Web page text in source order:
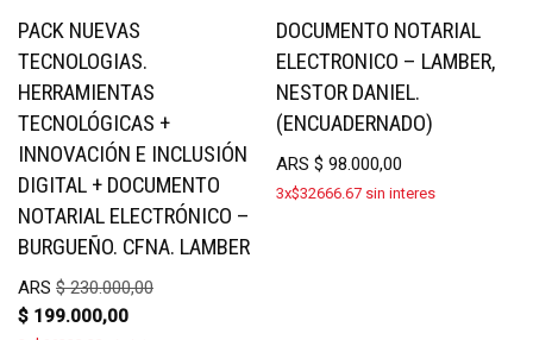
PACK NUEVAS
TECNOLOGIAS.
HERRAMIENTAS
TECNOLÓGICAS +
INNOVACIÓN E INCLUSIÓN
DIGITAL + DOCUMENTO
NOTARIAL ELECTRÓNICO –
BURGUEÑO. CFNA. LAMBER
ARS $230.000,00
$ 199.000,00
DOCUMENTO NOTARIAL
ELECTRONICO – LAMBER,
NESTOR DANIEL.
(ENCUADERNADO)
ARS$ 98.000,00
3x$32666.67 sin interes